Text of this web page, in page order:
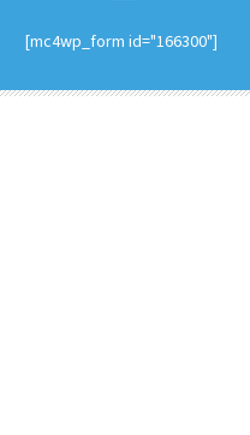
[mc4wp_form id="166300"]